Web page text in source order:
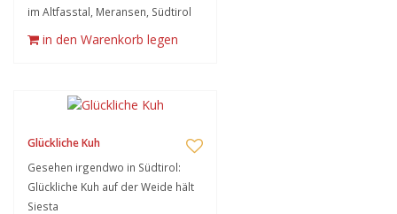
im Altfasstal, Meransen, Südtirol
in den Warenkorb legen
Glückliche Kuh
Gesehen irgendwo in Südtirol:
Glückliche Kuh auf der Weide hält
Siesta